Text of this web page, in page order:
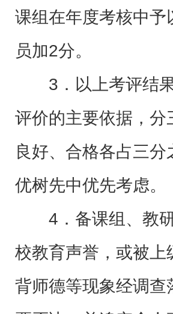
课组在年度考核中
员加2分。
3．以上考评结
评价的主要依据，
良好、合格各占三
优树先中优先考虑。
4．备课组、教
校教育声誉，或被
背师德等现象经调